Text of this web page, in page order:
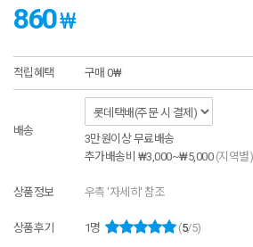
860₩
적립혜택 구매 0₩
배송
3만원이상 무료배송
추가배송비 ₩3,000~₩5,000 (지역별)
상품정보 우측 '자세히' 참조
상품후기 1명 (5/5)